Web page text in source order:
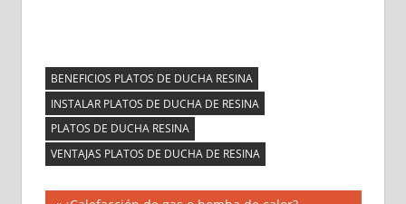
BENEFICIOS PLATOS DE DUCHA RESINA
INSTALAR PLATOS DE DUCHA DE RESINA
PLATOS DE DUCHA RESINA
VENTAJAS PLATOS DE DUCHA DE RESINA